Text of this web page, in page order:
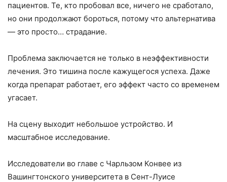
пациентов. Те, кто пробовал все, ничего не сработало,
но они продолжают бороться, потому что альтернатива
— это просто… страдание.
Проблема заключается не только в неэффективности
лечения. Это тишина после кажущегося успеха. Даже
когда препарат работает, его эффект часто со временем
угасает.
На сцену выходит небольшое устройство. И
масштабное исследование.
Исследователи во главе с Чарльзом Конвее из
Вашингтонского университета в Сент-Луисе